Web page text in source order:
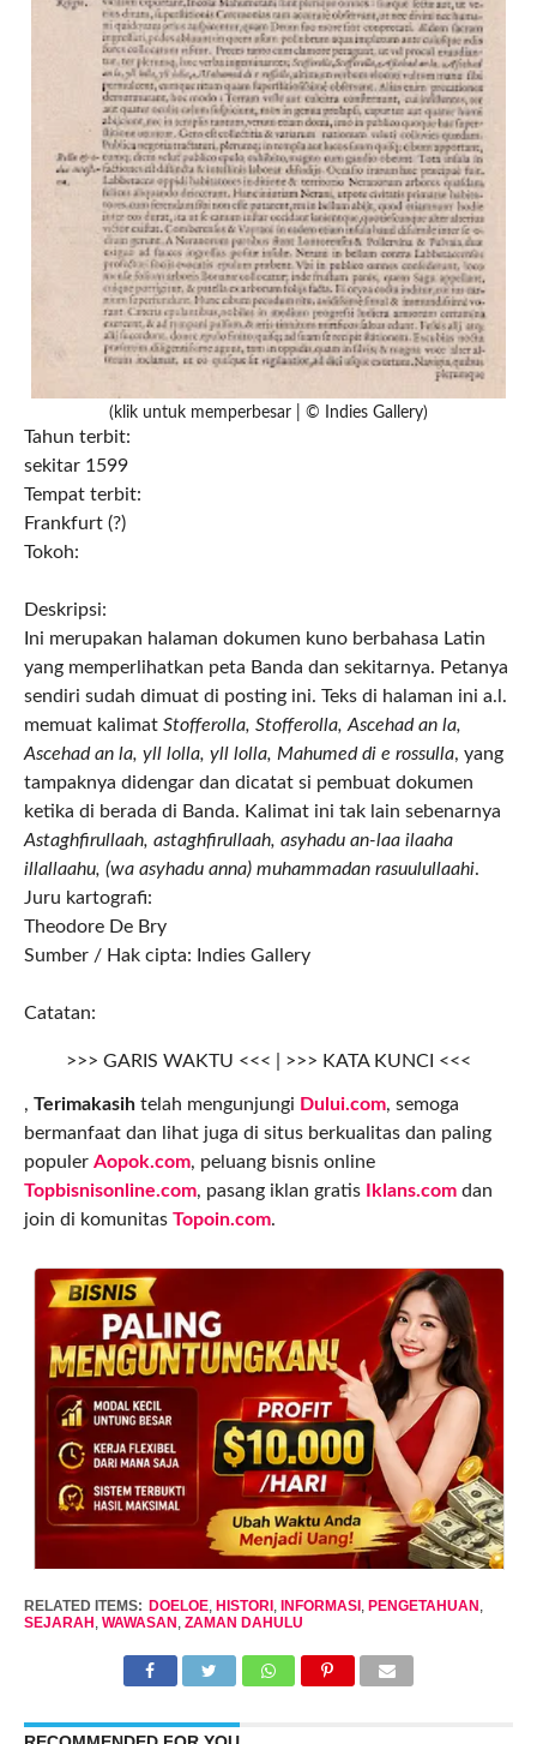
(klik untuk memperbesar | © Indies Gallery)
Tahun terbit:
sekitar 1599
Tempat terbit:
Frankfurt (?)
Tokoh:
Deskripsi:
Ini merupakan halaman dokumen kuno berbahasa Latin
yang memperlihatkan peta Banda dan sekitarnya. Petanya
sendiri sudah dimuat di posting ini. Teks di halaman ini a.l.
memuat kalimat Stofferolla, Stofferolla, Ascehad an la,
Ascehad an la, yll lolla, yll lolla, Mahumed di e rossulla, yang
tampaknya didengar dan dicatat si pembuat dokumen
ketika di berada di Banda. Kalimat ini tak lain sebenarnya
Astaghfirullaah, astaghfirullaah, asyhadu an-laa ilaaha
illallaahu, (wa asyhadu anna) muhammadan rasuulullaahi.
Juru kartografi:
Theodore De Bry
Sumber / Hak cipta: Indies Gallery
Catatan:
>>> GARIS WAKTU <<< | >>> KATA KUNCI <<<
, Terimakasihtelah mengunjungi Dului.com, semoga
bermanfaat dan lihat juga di situs berkualitas dan paling
populer Aopok.com, peluang bisnis online
Topbisnisonline.com, pasang iklan gratis Iklans.comdan
join di komunitas Topoin.com.
RELATED ITEMS: DOELOE, HISTORI , INFORMASI , PENGETAHUAN ,
SEJARAH , WAWASAN , ZAMAN DAHULU